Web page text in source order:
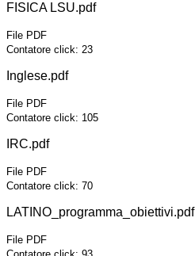
FISICA LSU.pdf
File PDF
Contatore click: 23
Inglese.pdf
File PDF
Contatore click: 105
IRC.pdf
File PDF
Contatore click: 70
LATINO_programma_obiettivi.pdf
File PDF